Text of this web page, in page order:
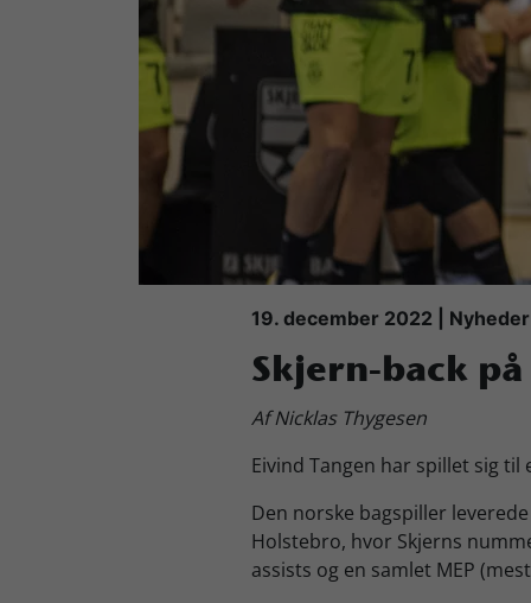
Køb Billet
19. december 2022 | Nyheder
Skjern-back
Af Nicklas Thygesen
Eivind Tangen har spillet sig
Den norske bagspiller
Holstebro, hvor Skjerns
assists og en samlet MEP